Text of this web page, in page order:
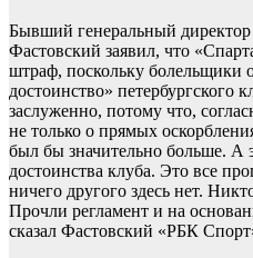
Бывший генеральный
Фастовский заявил, что
штраф, поскольку болельщики
достоинство» петербургского
заслуженно, потому что,
не только о прямых
был бы значительно больше. А
достоинства клуба. Это все
ничего другого здесь нет.
Прочли регламент и на
сказал Фастовский «РБК